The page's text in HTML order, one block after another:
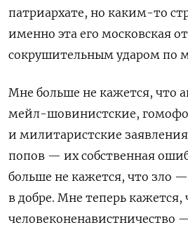
патриархате, но каким-то
именно эта его московская
сокрушительным ударом по
Мне больше не кажется, что
мейл-шовинистские,
и милитаристские
попов — их собственная
больше не кажется, что зло
в добре. Мне теперь кажется,
человеконенавистничество